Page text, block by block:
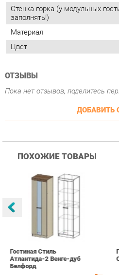
ОТЗЫВЫ
Пока нет отзывов, поделитесь
Купить
Атлантида-2 Венге-дуб
Белфорд
info@bedroom-ekb.ru
КАТАЛОГ ИНФОРМАЦИЯ